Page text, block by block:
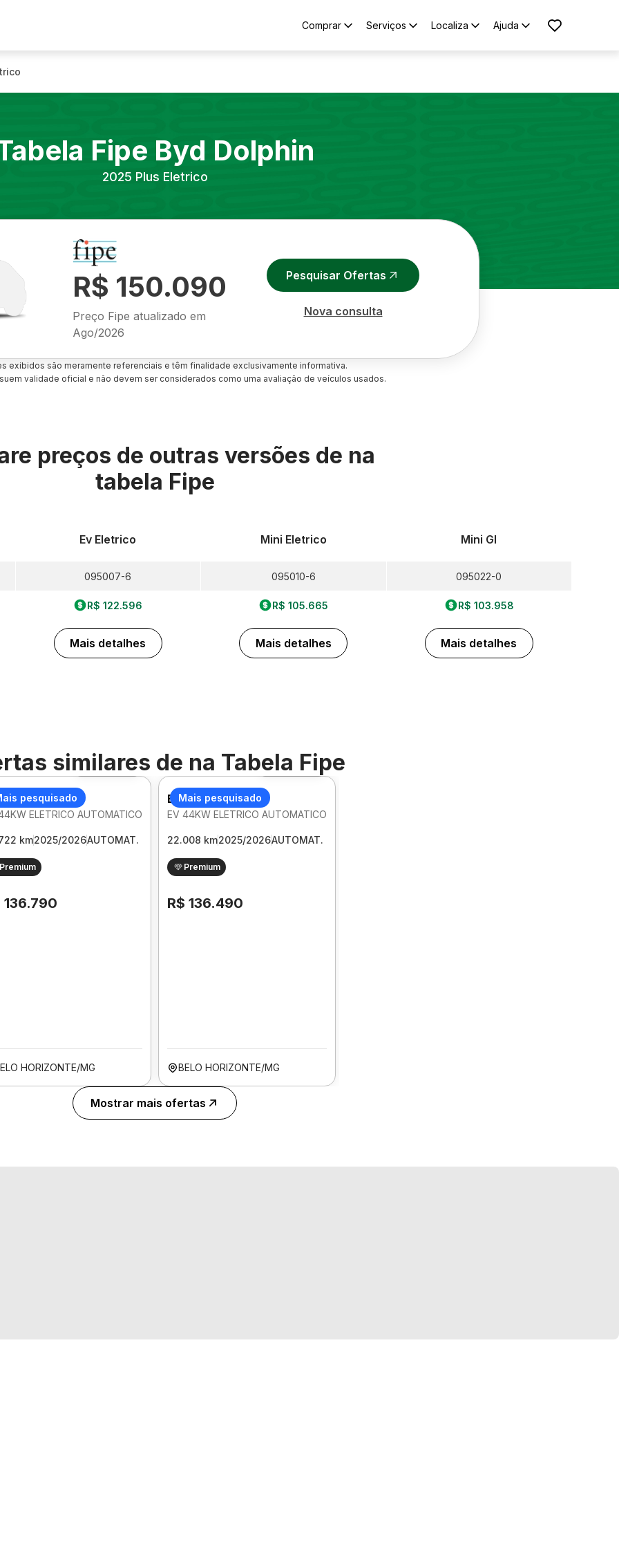
Comprar Serviços Localiza Ajuda
Fipe Byd Dolphin
2025 Plus Eletrico
R$ 150.090
Preço Fipe atualizado em
Ago/2026
Pesquisar Ofertas
Nova consulta
exibidos são meramente referenciais e têm finalidade exclusivamente informativa.
validade oficial e não devem ser considerados como uma avaliação de veículos usados.
preços de outras versões de na
tabela Fipe
Ev Eletrico
095007-6
R$ 122.596
Mais detalhes
Mini Eletrico
095010-6
R$ 105.665
Mais detalhes
Mini Gl
095022-0
R$ 103.958
Mais detalhes
similares de na Tabela Fipe
pesquisado
Foto 360º
DOLPHIN
ELETRICO AUTOMATICO
km2025/2026AUTOMAT.
Premium
136.790
HORIZONTE/MG
Mais pesquisado
Foto 360º
BYD DOLPHIN
EV 44KW ELETRICO AUTOMATICO
22.008 km2025/2026AUTOMAT.
Premium
R$ 136.490
BELO HORIZONTE/MG
Mostrar mais ofertas